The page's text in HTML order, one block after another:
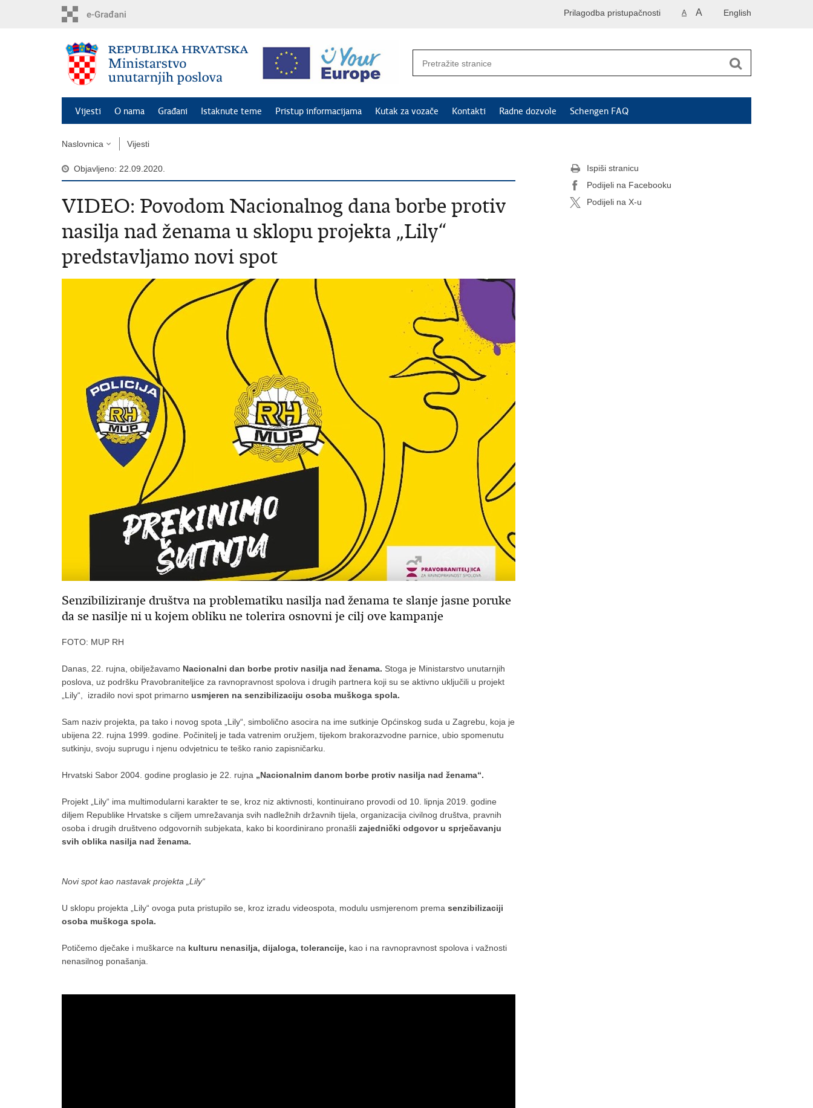
English
A A
Prilagodba pristupačnosti
Vijesti O nama Građani Istaknute teme Pristup informacijama Kutak za vozače Kontakti Radne dozvole Schengen FAQ
Naslovnica Vijesti
Objavljeno: 22.09.2020.
VIDEO: Povodom Nacionalnog dana borbe protiv
nasilja nad ženama u sklopu projekta „Lily“
predstavljamo novi spot
Senzibiliziranje društva na problematiku nasilja nad ženama te slanje jasne poruke
da se nasilje ni u kojem obliku ne tolerira osnovni je cilj ove kampanje
FOTO: MUP RH
Danas, 22. rujna, obilježavamo Nacionalni dan borbe protiv nasilja nad ženama. Stoga je Ministarstvo unutarnjih
poslova, uz podršku Pravobraniteljice za ravnopravnost spolova i drugih partnera koji su se aktivno uključili u projekt
„Lily“, izradilo novi spot primarno usmjeren na senzibilizaciju osoba muškoga spola.
Sam naziv projekta, pa tako i novog spota „Lily“, simbolično asocira na ime sutkinje Općinskog suda u Zagrebu, koja je
ubijena 22. rujna 1999. godine. Počinitelj je tada vatrenim oružjem, tijekom brakorazvodne parnice, ubio spomenutu
sutkinju, svoju suprugu i njenu odvjetnicu te teško ranio zapisničarku.
Hrvatski Sabor 2004. godine proglasio je 22. rujna „Nacionalnim danom borbe protiv nasilja nad ženama“.
Projekt „Lily“ ima multimodularni karakter te se, kroz niz aktivnosti, kontinuirano provodi od 10. lipnja 2019. godine
diljem Republike Hrvatske s ciljem umrežavanja svih nadležnih državnih tijela, organizacija civilnog društva, pravnih
osoba i drugih društveno odgovornih subjekata, kako bi koordinirano pronašli zajednički odgovor u sprječavanju
svih oblika nasilja nad ženama.
Novi spot kao nastavak projekta „Lily“
U sklopu projekta „Lily“ ovoga puta pristupilo se, kroz izradu videospota, modulu usmjerenom prema senzibilizaciji
osoba muškoga spola.
Potičemo dječake i muškarce na kulturu nenasilja, dijaloga, tolerancije, kao i na ravnopravnost spolova i važnosti
nenasilnog ponašanja.
Ispiši stranicu
Podijeli na Facebooku
Podijeli na X-u